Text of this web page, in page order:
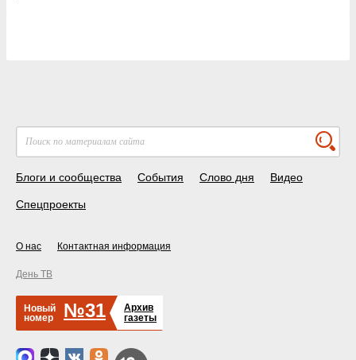
Блоги и сообщества События Слово дня Видео
Спецпроекты
О нас Контактная информация
День ТВ
Новый
номер
№31
Архив
газеты